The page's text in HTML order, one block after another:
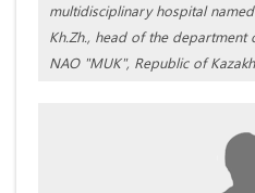
multidisciplinary hospital
Kh.Zh., head of the department
NAO "MUK", Republic of